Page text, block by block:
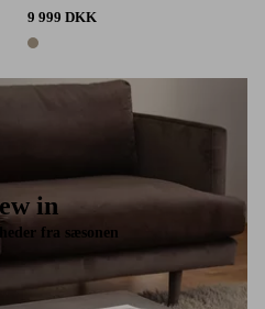
9 999 DKK
1 farve
in
fra sæsonen